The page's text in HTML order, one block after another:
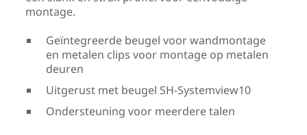
montage.
Geïntegreerde beugel voor wandmontage
en metalen clips voor montage op metalen
deuren
Uitgerust met beugel SH-Systemview10
Ondersteuning voor meerdere talen